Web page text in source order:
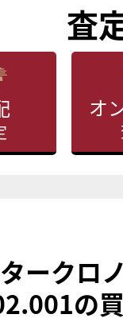
査
オ
ークロ
の